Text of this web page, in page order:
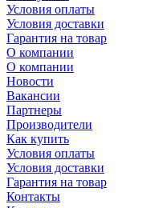
Условия оплаты
Условия доставки
Гарантия на товар
О компании
О компании
Новости
Вакансии
Партнеры
Производители
Как купить
Условия оплаты
Условия доставки
Гарантия на товар
Контакты